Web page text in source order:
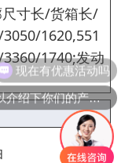
寸长/货箱长/
1620,551
1740;发动
可以介绍下你们的产品么